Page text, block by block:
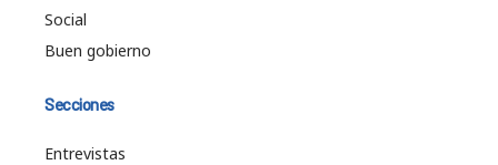
Social
Buen gobierno
Secciones
Entrevistas